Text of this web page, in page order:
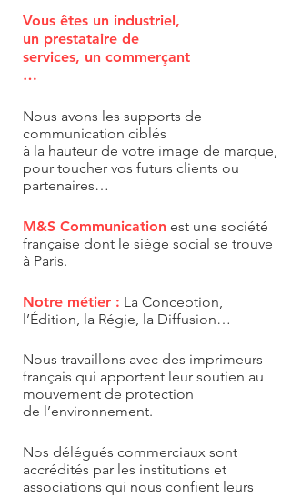
Vous êtes un industriel,
un prestataire de
services, un commerçant
…
Nous avons les supports de
communication ciblés
à la hauteur de votre image de marque,
pour toucher vos futurs clients ou
partenaires…
M&S Communication est une société
française dont le siège social se trouve
à Paris.
Notre métier : La Conception,
l’Édition, la Régie, la Diffusion…
Nous travaillons avec des imprimeurs
français qui apportent leur soutien au
mouvement de protection
de l’environnement.
Nos délégués commerciaux sont
accrédités par les institutions et
associations qui nous confient leurs